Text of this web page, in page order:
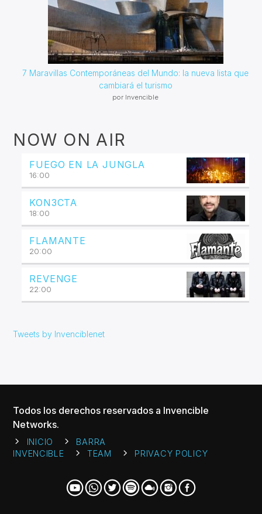
7 Maravillas Contemporáneas del Mundo: la nueva lista que
cambiará el turismo
por Invencible
NOW ON AIR
FUEGO EN LA JUNGLA
16:00
KON3CTA
18:00
FLAMANTE
20:00
REVENGE
22:00
Tweets by Invenciblenet
Todos los derechos reservados a Invencible
Networks.
INICIO
BARRA
INVENCIBLE
TEAM PRIVACY POLICY